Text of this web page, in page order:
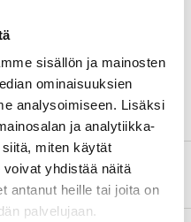
sisällön ja mainosten
ominaisuuksien
analysoimiseen. Lisäksi
ja analytiikka-
miten käytät
yhdistää näitä
antanut heille tai joita on
palvelujaan.